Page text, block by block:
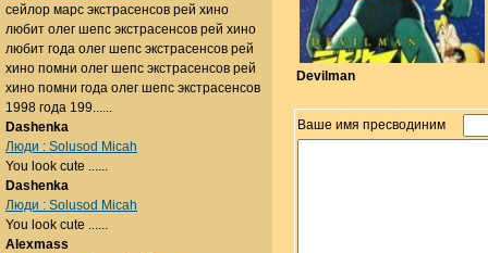
Devilman
Ваше имя пресводиним
сейлор марс экстрасенсов рей хино
любит олег шепс экстрасенсов рей хино
любит года олег шепс экстрасенсов рей
хино помни олег шепс экстрасенсов рей
хино помни года олег шепс экстрасенсов
1998 года 199......
Dashenka
Люди : Solusod Micah
You look cute ......
Dashenka
Люди : Solusod Micah
You look cute ......
Alexmass